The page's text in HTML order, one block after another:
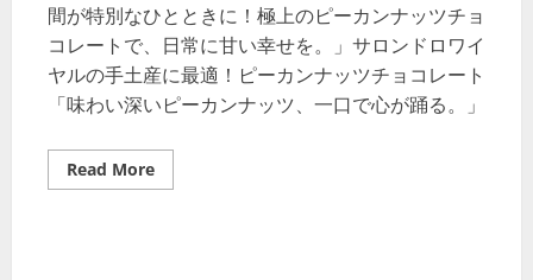
間が特別なひとときに！極上のピーカンナッツチョ
コレートで、日常に甘い幸せを。」サロンドロワイ
ヤルの手土産に最適！ピーカンナッツチョコレート
「味わい深いピーカンナッツ、一口で心が踊る。」
Read More